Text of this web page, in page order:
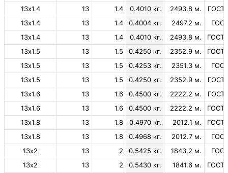
13х1.4
13 1.4 0.4010 кг. 2493.8 м.
ГОСТ
13х1.4
13 1.4 0.4004 кг. 2497.2 м.
13х1.4
13 1.4 0.4010 кг. 2493.8 м.
ГОСТ
13х1.5
13 1.5 0.4250 кг. 2352.9 м.
ГОСТ
13х1.5
13 1.5 0.4253 кг. 2351.3 м.
13х1.5
13 1.5 0.4250 кг. 2352.9 м.
ГОСТ
13х1.6
13 1.6 0.4500 кг. 2222.2 м.
ГОСТ
13х1.6
13 1.6 0.4500 кг. 2222.2 м.
ГОСТ
13х1.8
13 1.8 0.4970 кг. 2012.1 м.
ГОСТ
13х1.8
13 1.8 0.4968 кг. 2012.7 м.
13х2
13 2 0.5425 кг. 1843.2 м.
13х2
13 2 0.5430 кг. 1841.6 м.
ГОСТ